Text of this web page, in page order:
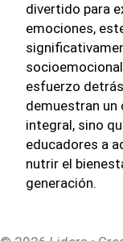
divertido para
emociones,
esfuerzo
demuestran un
integral, sino
educadores a
nutrir el
generación.